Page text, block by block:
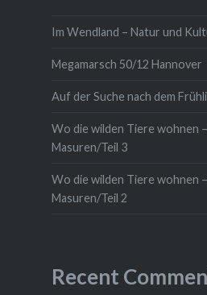
Im Wendland – Natur und
Megamarsch 50/12 Hannover
Auf der Suche nach dem
Wo die wilden Tiere wohnen
Masuren/Teil 3
Wo die wilden Tiere wohnen
Masuren/Teil 2
Recent